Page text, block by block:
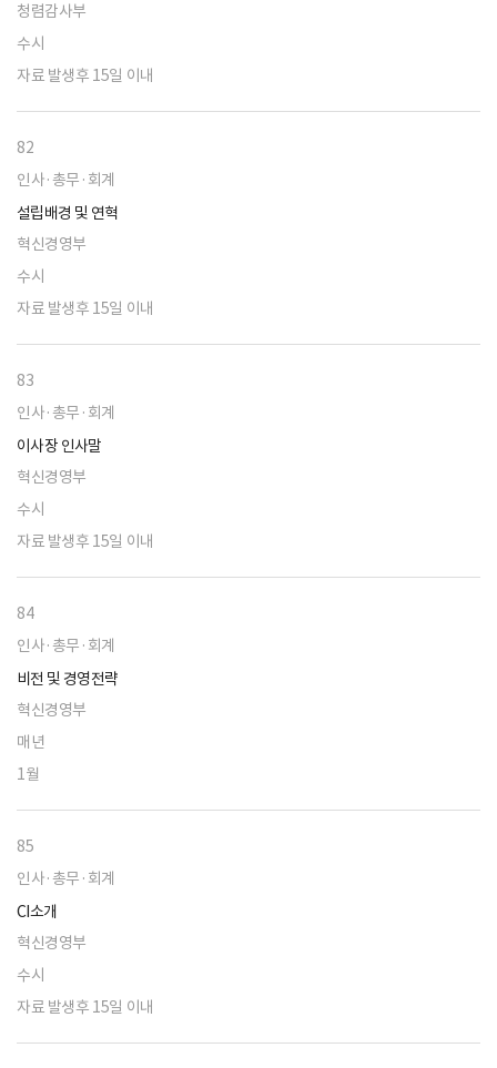
청렴감사부
수시
자료 발생후 15일 이내
82
인사·총무·회계
설립배경 및 연혁
혁신경영부
수시
자료 발생후 15일 이내
83
인사·총무·회계
이사장 인사말
혁신경영부
수시
자료 발생후 15일 이내
84
인사·총무·회계
비전 및 경영전략
혁신경영부
매년
1월
85
인사·총무·회계
CI소개
혁신경영부
수시
자료 발생후 15일 이내